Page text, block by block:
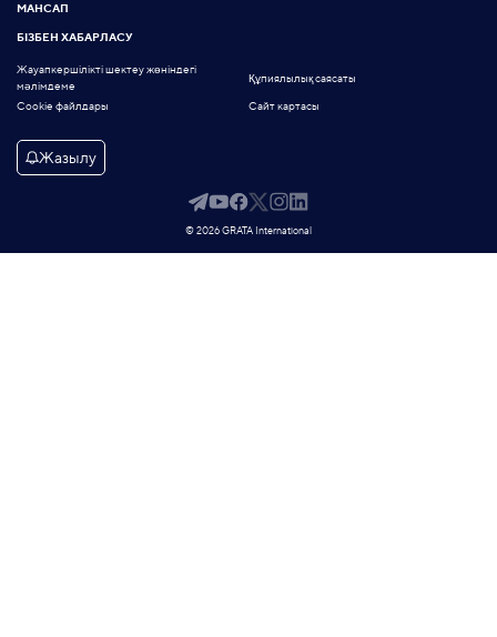
МАНСАП
БІЗБЕН ХАБАРЛАСУ
Жауапкершілікті шектеу жөніндегі
мәлімдеме
Құпиялылық саясаты
Cookie файлдары Сайт картасы
Жазылу
© 2026 GRATA International